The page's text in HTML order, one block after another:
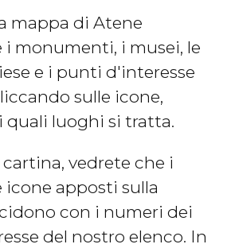
mappa di Atene
i monumenti, i musei, le
e i punti d'interesse
sulle icone,
quali luoghi si tratta.
vedrete che i
icone apposti sulla
con i numeri dei
del nostro elenco. In